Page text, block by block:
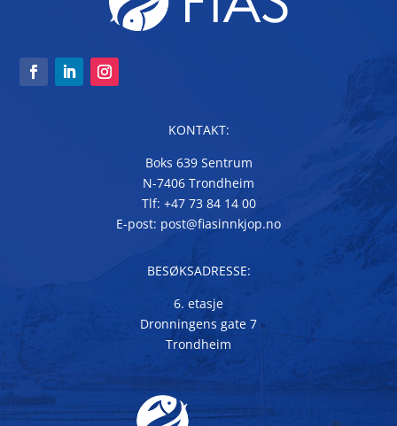
KONTAKT:
Boks 639 Sentrum
N-7406 Trondheim
Tlf: +47 73 84 14 00
E-post: post@fiasinnkjop.no
BESØKSADRESSE:
6. etasje
Dronningens gate 7
Trondheim